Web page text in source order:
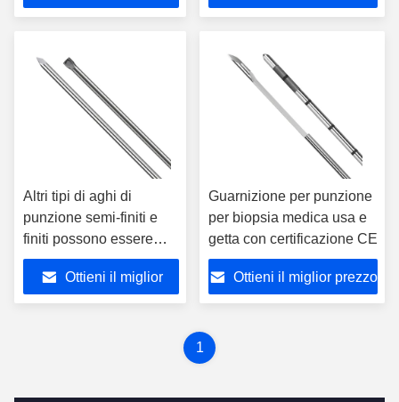
Altri tipi di aghi di
punzione semi-finiti e
finiti possono essere
selezionati per uso
chirurgicoOttieni il miglior
Guarnizione per punzione
per biopsia medica usa e
getta con certificazione CE
Ottieni il miglior prezzo
1